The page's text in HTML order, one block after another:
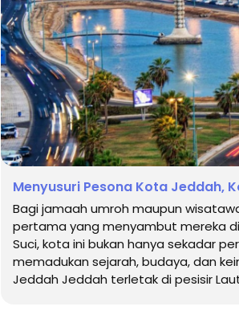
Menyusuri Pesona Kota Jeddah,
Bagi jamaah umroh maupun
pertama yang menyambut mereka di
Suci, kota ini bukan hanya sekadar
memadukan sejarah, budaya, dan
Jeddah Jeddah terletak di pesisir